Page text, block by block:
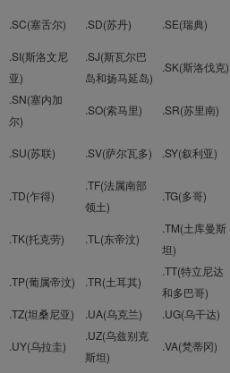
.SC(塞舌尔) .SD(苏丹) .SE(瑞典)
.SI(斯洛文尼
亚)
.SJ(斯瓦尔巴
岛和扬马延岛)
.SK(斯洛伐克)
.SN(塞内加
尔)
.SO(索马里) .SR(苏里南)
.SU(苏联) .SV(萨尔瓦多) .SY(叙利亚)
.TD(乍得)
.TF(法属南部
领土)
.TG(多哥)
.TK(托克劳) .TL(东帝汶)
.TM(土库曼斯
坦)
.TP(葡属帝汶) .TR(土耳其)
.TT(特立尼达
和多巴哥)
.TZ(坦桑尼亚) .UA(乌克兰)
.UG(乌干达)
.UY(乌拉圭)
.UZ(乌兹别克
斯坦)
.VA(梵蒂冈)